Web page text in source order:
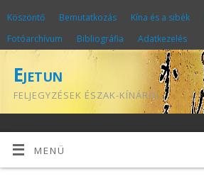
Köszöntő Bemutatkozás Kína és a sibék
Fotóarchívum
Bibliográfia Adatkezelés
Ejetun
FELJEGYZÉSEK ÉSZAK-KÍNÁRÓL
MENÜ